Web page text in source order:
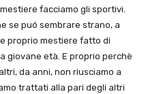
facciamo gli sportivi.
se puó sembrare strano, a
proprio mestiere fatto di
giovane età. E proprio perchè
da anni, non riusciamo a
trattati alla pari degli altri